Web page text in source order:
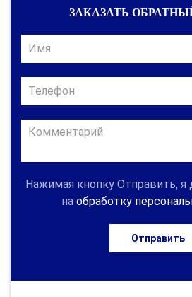
ЗАКАЗАТЬ
Нажимая кнопку Отправить, я
на обработку
Отправить